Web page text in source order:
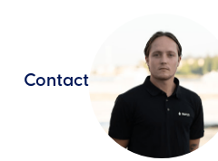
Contact